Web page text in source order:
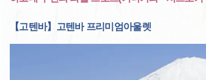
【고텐바】고텐바 프리미엄아울렛